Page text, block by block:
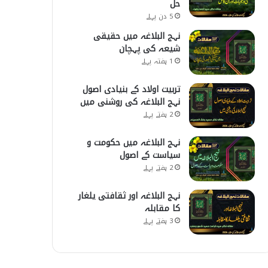
حل
5 دن پہلے
نہج البلاغہ میں حقیقی
شیعہ کی پہچان
1 ہفتہ پہلے
تربیت اولاد کے بنیادی اصول
نہج البلاغہ کی روشنی میں
2 ہفتے پہلے
نہج البلاغہ میں حکومت و
سیاست کے اصول
2 ہفتے پہلے
نہج البلاغہ اور ثقافتی یلغار
کا مقابلہ
3 ہفتے پہلے